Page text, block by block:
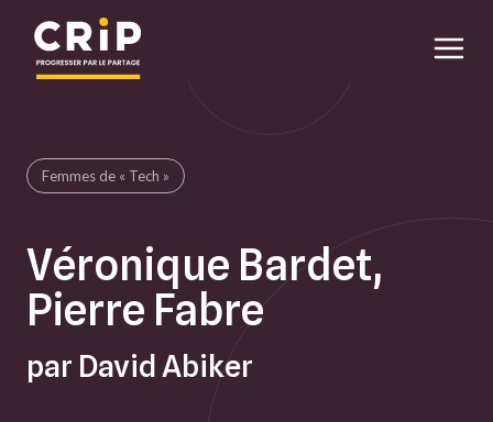
Femmes de « Tech »
Véronique Bardet,
Pierre Fabre
par David Abiker